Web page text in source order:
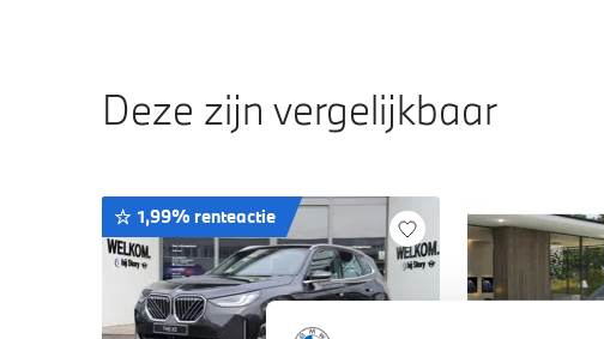
Deze zijn vergelijkbaar
1,99% renteactie